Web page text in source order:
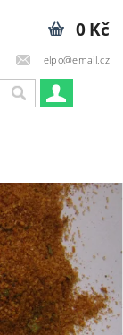
elpo@email.cz
0 Kč